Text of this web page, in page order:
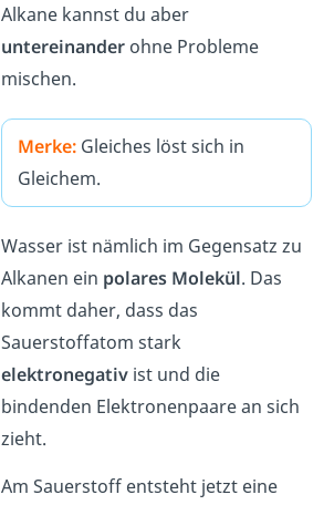
Alkane kannst du aber
untereinander ohne Probleme
mischen.
Merke: Gleiches löst sich in
Gleichem.
Wasser ist nämlich im Gegensatz zu
Alkanen ein polares Molekül. Das
kommt daher, dass das
Sauerstoffatom stark
elektronegativ ist und die
bindenden Elektronenpaare an sich
zieht.
Am Sauerstoff entsteht jetzt eine